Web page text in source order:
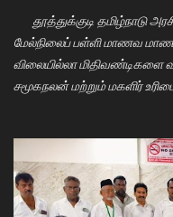
தூத்துக்குடி தமிழ்நாடு
மேல்நிலைப் பள்ளி மாணவ
விலையில்லா மிதிவண்டிகளை
சமூகநலன் மற்றும் மகளிர்
கல்வியில் சிறந்து விளங்க
மு.க.ஸ்டாலின் அதிக முயற்சி
கண்கள் என முதலமைச்சர்